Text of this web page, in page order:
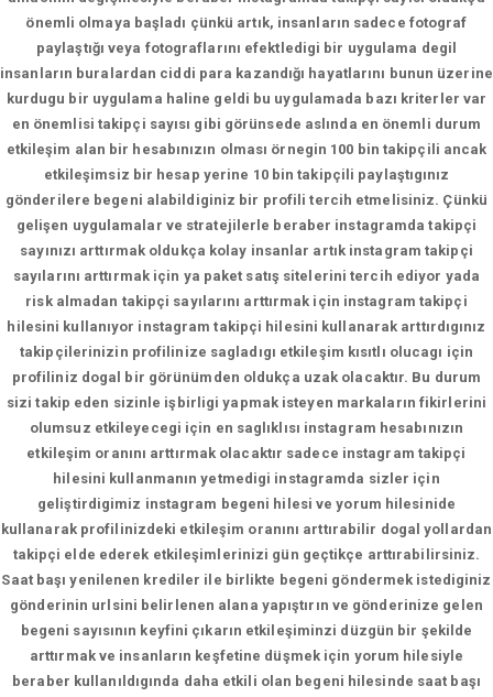
önemli olmaya başladı çünkü artık, insanların sadece fotograf
paylaştığı veya fotograflarını efektledigi bir uygulama degil
insanların buralardan ciddi para kazandığı hayatlarını bunun üzerine
kurdugu bir uygulama haline geldi bu uygulamada bazı kriterler var
en önemlisi takipçi sayısı gibi görünsede aslında en önemli durum
etkileşim alan bir hesabınızın olması örnegin 100 bin takipçili ancak
etkileşimsiz bir hesap yerine 10 bin takipçili paylaştıgınız
gönderilere begeni alabildiginiz bir profili tercih etmelisiniz. Çünkü
gelişen uygulamalar ve stratejilerle beraber instagramda takipçi
sayınızı arttırmak oldukça kolay insanlar artık instagram takipçi
sayılarını arttırmak için ya paket satış sitelerini tercih ediyor yada
risk almadan takipçi sayılarını arttırmak için instagram takipçi
hilesini kullanıyor instagram takipçi hilesini kullanarak arttırdıgınız
takipçilerinizin profilinize sagladıgı etkileşim kısıtlı olucagı için
profiliniz dogal bir görünümden oldukça uzak olacaktır. Bu durum
sizi takip eden sizinle işbirligi yapmak isteyen markaların fikirlerini
olumsuz etkileyecegi için en saglıklısı instagram hesabınızın
etkileşim oranını arttırmak olacaktır sadece instagram takipçi
hilesini kullanmanın yetmedigi instagramda sizler için
geliştirdigimiz instagram begeni hilesi ve yorum hilesinide
kullanarak profilinizdeki etkileşim oranını arttırabilir dogal yollardan
takipçi elde ederek etkileşimlerinizi gün geçtikçe arttırabilirsiniz.
Saat başı yenilenen krediler ile birlikte begeni göndermek istediginiz
gönderinin urlsini belirlenen alana yapıştırın ve gönderinize gelen
begeni sayısının keyfini çıkarın etkileşiminzi düzgün bir şekilde
arttırmak ve insanların keşfetine düşmek için yorum hilesiyle
beraber kullanıldıgında daha etkili olan begeni hilesinde saat başı